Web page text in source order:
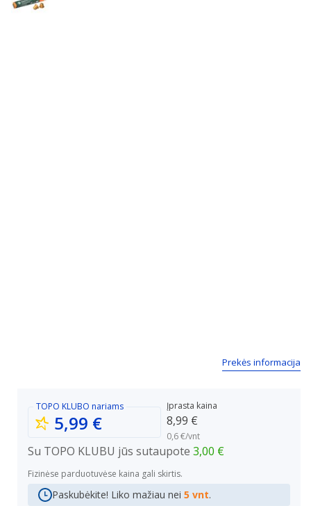
Prekės informacija
TOPO KLUBO nariams
5,99 €
Įprasta kaina
8,99 €
0,6 €/vnt
Su TOPO KLUBU jūs sutaupote 3,00 €
Fizinėse parduotuvėse kaina gali skirtis.
Paskubėkite! Liko mažiau nei 5 vnt.